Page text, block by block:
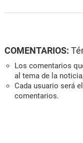
COMENTARIOS:
Los comentarios
al tema de la
Cada usuario será
comentarios.